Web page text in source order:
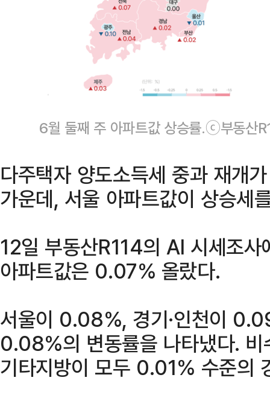
6월 둘째 주 아파트값 상승률.ⓒ부동산
다주택자 양도소득세 중과 재개
가운데, 서울 아파트값이 상승세
12일 부동산R114의 AI 시세조
아파트값은 0.07% 올랐다.
서울이 0.08%, 경기·인천이
0.08%의 변동률을 나타냈다. 비
기타지방이 모두 0.01% 수준의